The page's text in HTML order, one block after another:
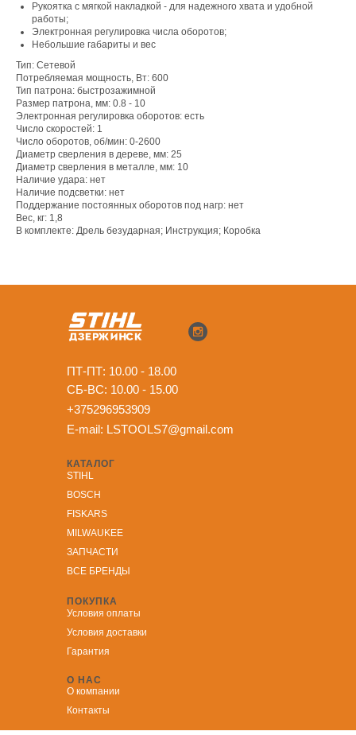
Рукоятка с мягкой накладкой - для надежного хвата и удобной
работы;
Электронная регулировка числа оборотов;
Небольшие габариты и вес
Тип: Сетевой
Потребляемая мощность, Вт: 600
Тип патрона: быстрозажимной
Размер патрона, мм: 0.8 - 10
Электронная регулировка оборотов: есть
Число скоростей: 1
Число оборотов, об/мин: 0-2600
Диаметр сверления в дереве, мм: 25
Диаметр сверления в металле, мм: 10
Наличие удара: нет
Наличие подсветки: нет
Поддержание постоянных оборотов под нагр: нет
Вес, кг: 1,8
В комплекте: Дрель безударная; Инструкция; Коробка
КАТАЛОГ
STIHL
BOSCH
FISKARS
MILWAUKEE
ЗАПЧАСТИ
ВСЕ БРЕНДЫ
ПОКУПКА
Условия оплаты
Условия доставки
Гарантия
О НАС
О компании
Контакты
ПТ-ПТ: 10.00 - 18.00
СБ-ВС: 10.00 - 15.00
+375296953909
E-mail: LSTOOLS7@gmail.com